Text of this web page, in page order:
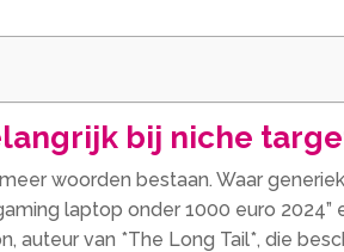
bij niche
woorden bestaan.​ Waar
laptop onder 1000 euro 2024”
auteur van *The Long Tail*, die